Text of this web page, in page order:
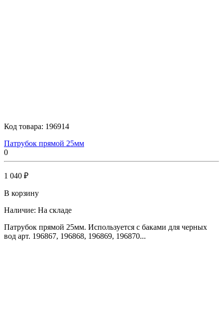
Код товара: 196914
Патрубок прямой 25мм
0
1 040 ₽
В корзину
Наличие: На складе
Патрубок прямой 25мм. Используется с баками для черных
вод арт. 196867, 196868, 196869, 196870...